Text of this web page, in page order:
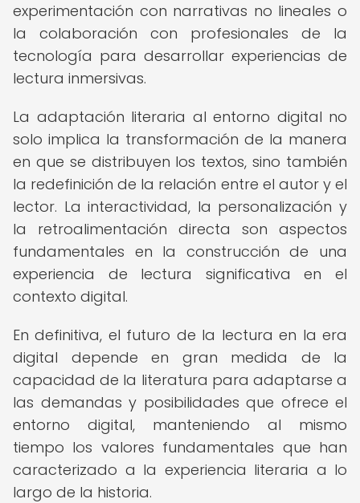
experimentación con narrativas no lineales o
la colaboración con profesionales de la
tecnología para desarrollar experiencias de
lectura inmersivas.
La adaptación literaria al entorno digital no
solo implica la transformación de la manera
en que se distribuyen los textos, sino también
la redefinición de la relación entre el autor y el
lector. La interactividad, la personalización y
la retroalimentación directa son aspectos
fundamentales en la construcción de una
experiencia de lectura significativa en el
contexto digital.
En definitiva, el futuro de la lectura en la era
digital depende en gran medida de la
capacidad de la literatura para adaptarse a
las demandas y posibilidades que ofrece el
entorno digital, manteniendo al mismo
tiempo los valores fundamentales que han
caracterizado a la experiencia literaria a lo
largo de la historia.